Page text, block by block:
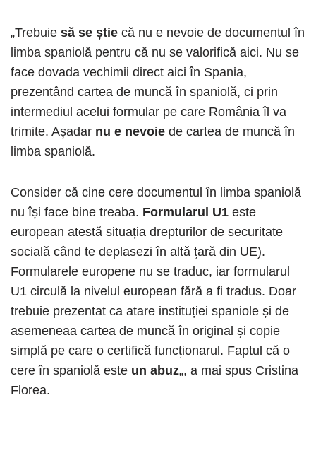
„Trebuie să se știe că nu e nevoie de documentul în
limba spaniolă pentru că nu se valorifică aici. Nu se
face dovada vechimii direct aici în Spania,
prezentând cartea de muncă în spaniolă, ci prin
intermediul acelui formular pe care România îl va
trimite. Așadar nu e nevoie de cartea de muncă în
limba spaniolă.
Consider că cine cere documentul în limba spaniolă
nu își face bine treaba. Formularul U1 este
european atestă situația drepturilor de securitate
socială când te deplasezi în altă țară din UE).
Formularele europene nu se traduc, iar formularul
U1 circulă la nivelul european fără a fi tradus. Doar
trebuie prezentat ca atare instituției spaniole și de
asemeneaa cartea de muncă în original și copie
simplă pe care o certifică funcționarul. Faptul că o
cere în spaniolă este un abuz„, a mai spus Cristina
Florea.